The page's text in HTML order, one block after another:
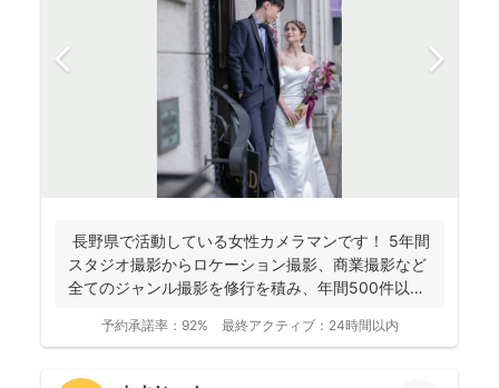
長野県で活動している女性カメラマンです！ 5年間
スタジオ撮影からロケーション撮影、商業撮影など
全てのジャンル撮影を修行を積み、年間500件以上
予約承諾率： 92% 最終アクティブ： 24時間以内